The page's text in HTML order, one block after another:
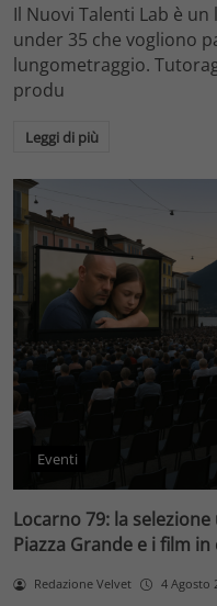
Il Nuovi Talenti Lab è
under 35 che vogliono
lungometraggio.
produ
Leggi di più
Eventi
Locarno 79: la
Piazza Grande e i film
Redazione Velvet 4 Agosto